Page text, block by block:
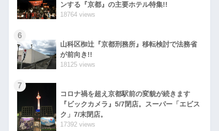
ンする『京都』の主要ホテル特集!!
18764 views
6
山科区椥辻『京都刑務所』移転検討で法務省
が前向き!!
18125 views
7
コロナ禍を超え京都駅前の変貌が続きます
『ビックカメラ』5/7閉店。スーパー「エビス
ク」7/末閉店。
17392 views